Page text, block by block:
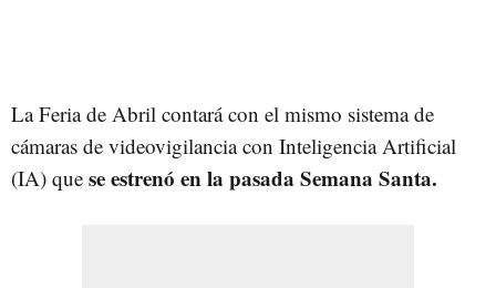
La Feria de Abril contará con el mismo sistema de
cámaras de videovigilancia con Inteligencia Artificial
(IA) que se estrenó en la pasada Semana Santa.